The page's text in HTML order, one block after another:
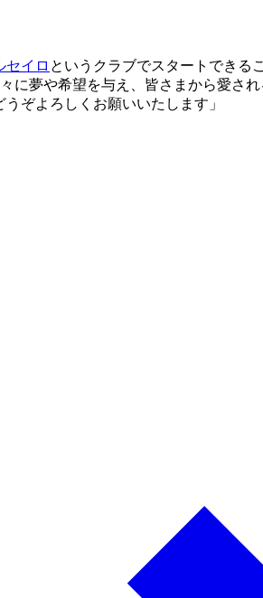
セイロ というクラブでスタートできる
夢や希望を与え、皆さまから愛さ
ぞよろしくお願いいたします」